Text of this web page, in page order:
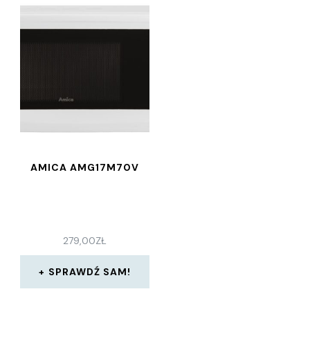
AMICA AMG17M70V
279,00ZŁ
SPRAWDŹ SAM!